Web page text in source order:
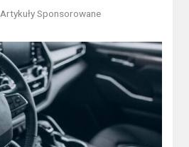
Artykuły Sponsorowane